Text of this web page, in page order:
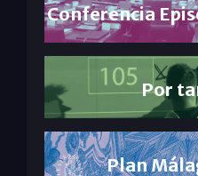
Conferencia
Por
Plan